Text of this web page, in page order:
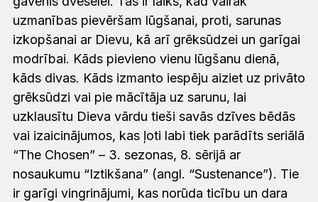
uzmanības pievēršam lūgšanai, proti, sarunas
izkopšanai ar Dievu, kā arī grēksūdzei un garīgai
modrībai. Kāds pievieno vienu lūgšanu dienā,
kāds divas. Kāds izmanto iespēju aiziet uz privāto
grēksūdzi vai pie mācītāja uz sarunu, lai
uzklausītu Dieva vārdu tieši savās dzīves bēdās
vai izaicinājumos, kas ļoti labi tiek parādīts seriālā
“The Chosen” – 3. sezonas, 8. sērijā ar
nosaukumu “Iztikšana” (angl. “Sustenance”). Tie
ir garīgi vingrinājumi, kas norūda ticību un dara